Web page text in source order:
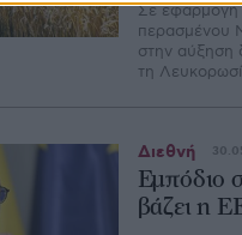
Σε εφαρμογή
περασμένου
στην αύξηση
τη
Διεθνή
Εμπόδιο
βάζει η